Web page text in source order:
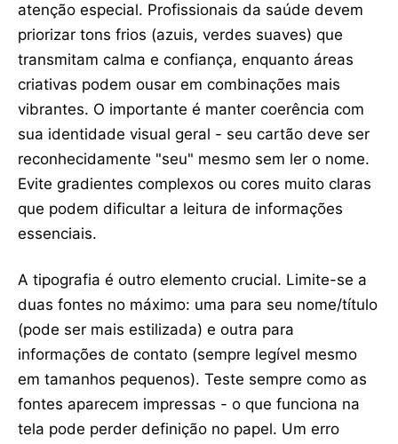
atenção especial. Profissionais da saúde devem
priorizar tons frios (azuis, verdes suaves) que
transmitam calma e confiança, enquanto áreas
criativas podem ousar em combinações mais
vibrantes. O importante é manter coerência com
sua identidade visual geral - seu cartão deve ser
reconhecidamente "seu" mesmo sem ler o nome.
Evite gradientes complexos ou cores muito claras
que podem dificultar a leitura de informações
essenciais.
A tipografia é outro elemento crucial. Limite-se a
duas fontes no máximo: uma para seu nome/título
(pode ser mais estilizada) e outra para
informações de contato (sempre legível mesmo
em tamanhos pequenos). Teste sempre como as
fontes aparecem impressas - o que funciona na
tela pode perder definição no papel. Um erro